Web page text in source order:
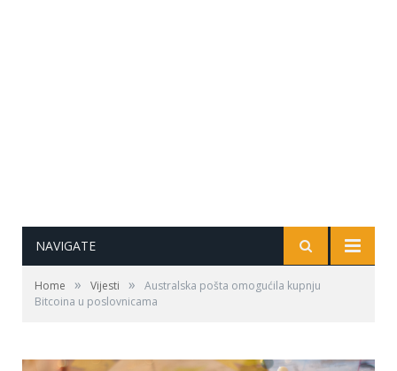
NAVIGATE
Home » Vijesti »
Australska pošta omogućila kupnju
Bitcoina u poslovnicama